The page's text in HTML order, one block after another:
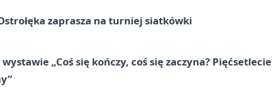
zaprasza na turniej siatkówki
„Coś się kończy, coś się zaczyna? Pięćsetlecie